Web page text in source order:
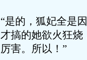
“是的，狐妃全是
才搞的她欲火狂烧
厉害。所以！”